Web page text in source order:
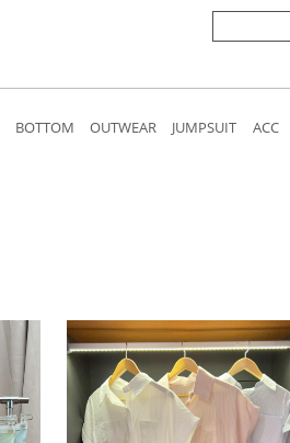
BOTTOM OUTWEAR JUMPSUIT ACC